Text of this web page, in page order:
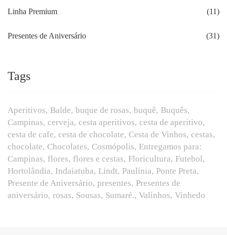
Linha Premium (11)
Presentes de Aniversário (31)
Tags
Aperitivos Balde buque de rosas buquê Buquês
Campinas cerveja cesta aperitivos cesta de aperitivo
cesta de cafe cesta de chocolate Cesta de Vinhos cestas
chocolate Chocolates Cosmópolis Entregamos para:
Campinas flores flores e cestas Floricultura Futebol
Hortolândia Indaiatuba Lindt Paulínia Ponte Preta
Presente de Aniversário presentes Presentes de
aniversário rosas Sousas Sumaré. Valinhos Vinhedo